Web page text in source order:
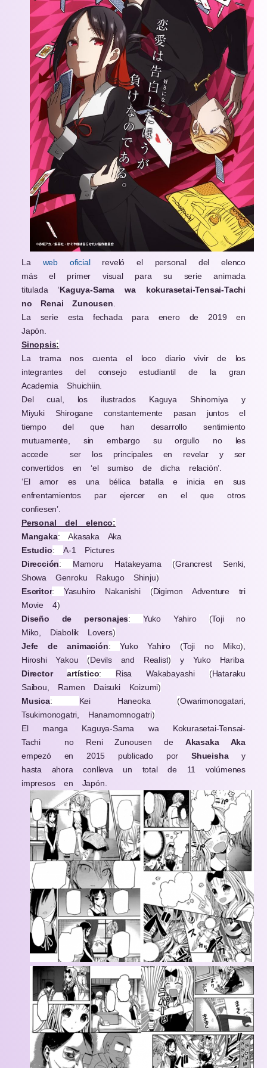
La web oficialreveló el personal del elenco
más el primer visual para su serie animada
titulada ‘Kaguya-Sama wa kokurasetai-Tensai-Tachi
no Renai Zunousen.
La serie esta fechada para enero de 2019 en
Japón.
Sinopsis:
La trama nos cuenta el loco diario vivir de los
integrantes del consejo estudiantil de la gran
Academia Shuichiin.
Del cual, los ilustrados Kaguya Shinomiya y
Miyuki Shirogane constantemente pasan juntos el
tiempo del que han desarrollo sentimiento
mutuamente, sin embargo su orgullo no les
accede ser los principales en revelar y ser
convertidos en ‘el sumiso de dicha relación’.
‘El amor es una bélica batalla e inicia en sus
enfrentamientos par ejercer en el que otros
confiesen’.
Personal del elenco:
Mangaka: Akasaka Aka
Estudio:A-1 Pictures
Dirección: Mamoru Hatakeyama(Grancrest Senki,
Showa Genroku Rakugo Shinju)
Escritor: Yasuhiro Nakanishi (Digimon Adventure tri
Movie 4)
Diseño de personajes: Yuko Yahiro (Toji no
Miko, Diabolik Lovers)
Jefe de animación:Yuko Yahiro (Toji no Miko),
Hiroshi Yakou(Devils and Realist) y Yuko Hariba
Directorartístico: Risa Wakabayashi (Hataraku
Saibou, Ramen Daisuki Koizumi)
Musica: Kei Haneoka(Owarimonogatari,
Tsukimonogatri, Hanamomnogatri)
El manga Kaguya-Sama wa Kokurasetai-Tensai-
Tachi no Reni Zunousen de Akasaka Aka
empezó en 2015 publicado porShueishay
hasta ahora conlleva un total de 11 volúmenes
impresos en Japón.